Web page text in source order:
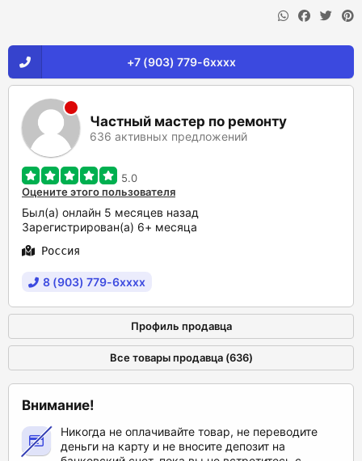
+7 (903) 779-6xxxx
Частный мастер по ремонту
636 активных предложений
5.0
Оцените этого пользователя
Был(а) онлайн 5 месяцев назад
Зарегистрирован(а) 6+ месяца
Россия
8 (903) 779-6xxxx
Профиль продавца
Все товары продавца (636)
Внимание!
Никогда не оплачивайте товар, не переводите
деньги на карту и не вносите депозит на